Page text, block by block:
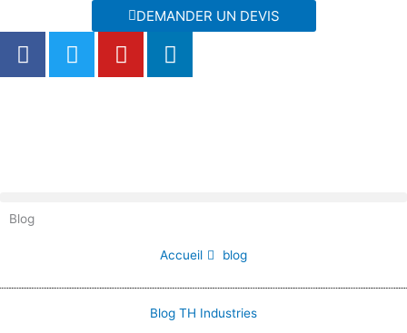
au
contenu
DEMANDER UN DEVIS
F
a
T
w
Y
o
L
i
Blog
Accueil blog
Blog TH Industries